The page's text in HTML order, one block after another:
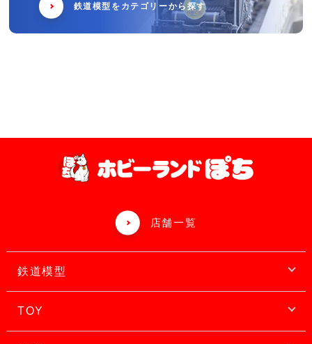
鉄道模型をカテゴリーから探す
店舗一覧
鉄道模型
TOY